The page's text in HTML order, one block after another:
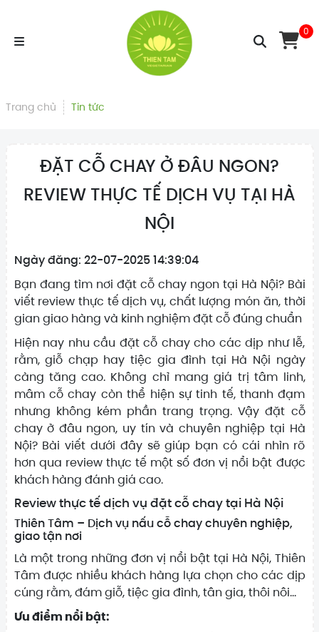
0
Trang chủ Tin tức
ĐẶT CỖ CHAY Ở ĐÂU NGON?
REVIEW THỰC TẾ DỊCH VỤ TẠI HÀ
NỘI
Ngày đăng: 22-07-2025 14:39:04
Bạn đang tìm nơi đặt cỗ chay ngon tại Hà Nội? Bài
viết review thực tế dịch vụ, chất lượng món ăn, thời
gian giao hàng và kinh nghiệm đặt cỗ đúng chuẩn
Hiện nay nhu cầu đặt cỗ chay cho các dịp như lễ,
rằm, giỗ chạp hay tiệc gia đình tại Hà Nội ngày
càng tăng cao. Không chỉ mang giá trị tâm linh,
mâm cỗ chay còn thể hiện sự tinh tế, thanh đạm
nhưng không kém phần trang trọng. Vậy đặt cỗ
chay ở đâu ngon, uy tín và chuyên nghiệp tại Hà
Nội? Bài viết dưới đây sẽ giúp bạn có cái nhìn rõ
hơn qua review thực tế một số đơn vị nổi bật được
khách hàng đánh giá cao.
Review thực tế dịch vụ đặt cỗ chay tại Hà Nội
Thiên Tâm – Dịch vụ nấu cỗ chay chuyên nghiệp,
giao tận nơi
Là một trong những đơn vị nổi bật tại Hà Nội, Thiên
Tâm được nhiều khách hàng lựa chọn cho các dịp
cúng rằm, đám giỗ, tiệc gia đình, tân gia, thôi nôi…
Ưu điểm nổi bật: